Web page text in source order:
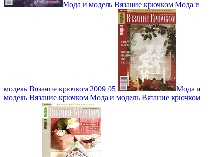
Мода и модель Вязание крючком Мода и
модель Вязание крючком 2009-05
Мода и
модель Вязание крючком Мода и модель Вязание крючком